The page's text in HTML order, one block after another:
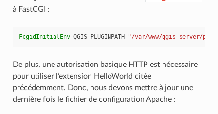
à FastCGI :
FcgidInitialEnv QGIS_PLUGINPATH "/var/www/qgis-server/
De plus, une autorisation basique HTTP est nécessaire
pour utiliser l’extension HelloWorld citée
précédemment. Donc, nous devons mettre à jour une
dernière fois le fichier de configuration Apache :